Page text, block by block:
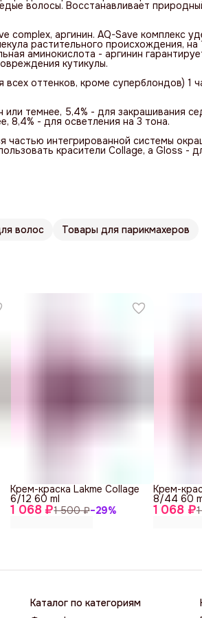
волосы. Восстанавливает
complex, аргинин. AQ-Save комплекс
растительного происхождения, на
аминокислота - аргинин
кутикулы.
оттенков, кроме суперблондов) 1
темнее, 5,4% - для закрашивания
8,4% - для осветления на 3 тона.
частью интегрированной системы
красители Collage, а Gloss -
волос Товары для парикмахеров
1 068 ₽1 500 ₽−29%
Крем-краска Lakme Collage
6/12 60 ml
1 068 ₽
Крем-
8/44 60
Каталог по категориям